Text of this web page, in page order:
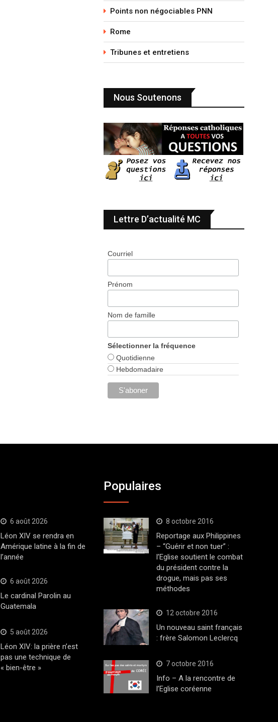
Points non négociables PNN
Rome
Tribunes et entretiens
Nous Soutenons
Lettre D’actualité MC
Courriel
Prénom
Nom de famille
Sélectionner la fréquence
Quotidienne
Hebdomadaire
6 août 2026
Léon XIV se rendra en
Amérique latine à la fin de
l’année
6 août 2026
Le cardinal Parolin au
Guatemala
5 août 2026
Léon XIV: la prière n’est
pas une technique de
« bien-être »
Populaires
8 octobre 2016
Reportage aux Philippines
– “Guérir et non tuer” :
l’Eglise soutient le combat
du président contre la
drogue, mais pas ses
méthodes
12 octobre 2016
Un nouveau saint français
: frère Salomon Leclercq
7 octobre 2016
Info – A la rencontre de
l’Eglise coréenne